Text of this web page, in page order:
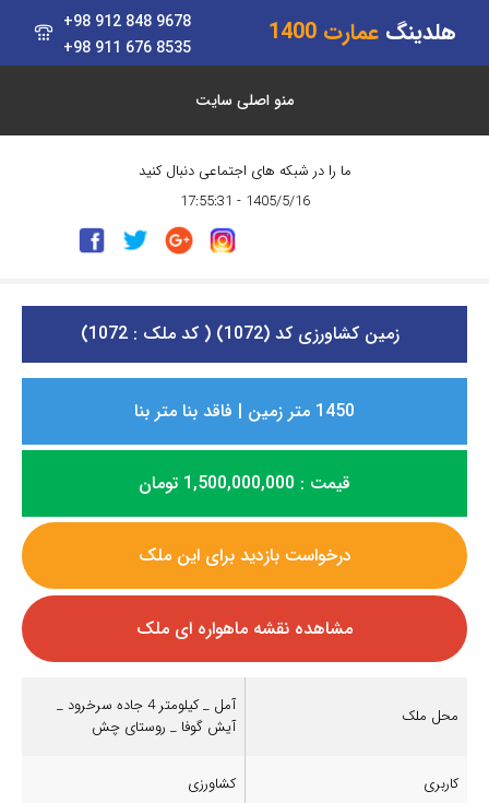
هلدینگ عمارت 1400
+98 912 848 9678
+98 911 676 8535
منو اصلی سایت
ما را در شبکه های اجتماعی دنبال کنید
1405/5/16 - 17:55:31
زمین کشاورزی کد (1072) ( کد ملک : 1072)
1450 متر زمین | فاقد بنا متر بنا
قیمت : 1,500,000,000 تومان
درخواست بازدید برای این ملک
مشاهده نقشه ماهواره ای ملک
محل ملک
آمل _ کیلومتر 4 جاده سرخرود _
آیش گوفا _ روستای چش
کاربری کشاورزی